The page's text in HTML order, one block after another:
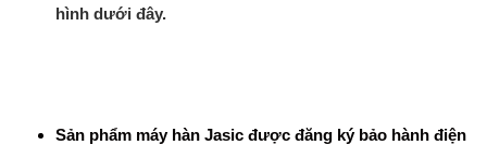
hình dưới đây.
Sản phẩm máy hàn Jasic được đăng ký bảo hành điện